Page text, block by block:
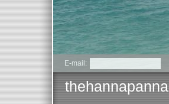
thehannapanna
E-mail: